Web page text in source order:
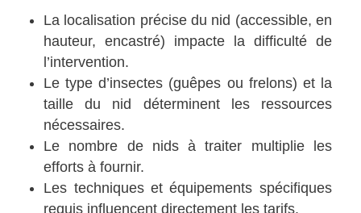
La localisation précise du nid (accessible, en
hauteur, encastré) impacte la difficulté de
l’intervention.
Le type d’insectes (guêpes ou frelons) et la
taille du nid déterminent les ressources
nécessaires.
Le nombre de nids à traiter multiplie les
efforts à fournir.
Les techniques et équipements spécifiques
requis influencent directement les tarifs.